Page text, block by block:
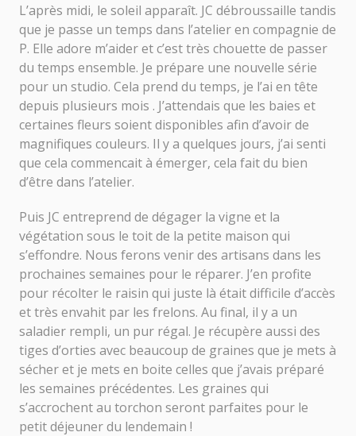
L’après midi, le soleil apparaît. JC débroussaille tandis
que je passe un temps dans l’atelier en compagnie de
P. Elle adore m’aider et c’est très chouette de passer
du temps ensemble. Je prépare une nouvelle série
pour un studio. Cela prend du temps, je l’ai en tête
depuis plusieurs mois . J’attendais que les baies et
certaines fleurs soient disponibles afin d’avoir de
magnifiques couleurs. Il y a quelques jours, j’ai senti
que cela commencait à émerger, cela fait du bien
d’être dans l’atelier.
Puis JC entreprend de dégager la vigne et la
végétation sous le toit de la petite maison qui
s’effondre. Nous ferons venir des artisans dans les
prochaines semaines pour le réparer. J’en profite
pour récolter le raisin qui juste là était difficile d’accès
et très envahit par les frelons. Au final, il y a un
saladier rempli, un pur régal. Je récupère aussi des
tiges d’orties avec beaucoup de graines que je mets à
sécher et je mets en boite celles que j’avais préparé
les semaines précédentes. Les graines qui
s’accrochent au torchon seront parfaites pour le
petit déjeuner du lendemain !